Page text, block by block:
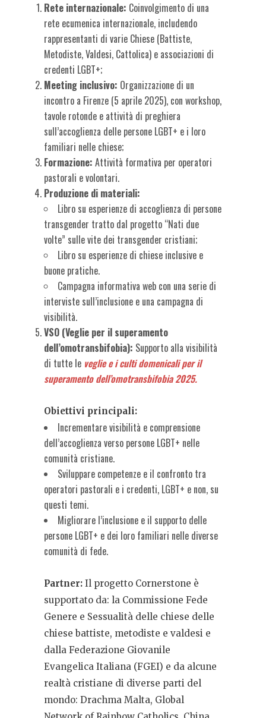
Rete internazionale: Coinvolgimento di una
rete ecumenica internazionale, includendo
rappresentanti di varie Chiese (Battiste,
Metodiste, Valdesi, Cattolica) e associazioni di
credenti LGBT+;
Meeting inclusivo: Organizzazione di un
incontro a Firenze (5 aprile 2025), con workshop,
tavole rotonde e attività di preghiera
sull’accoglienza delle persone LGBT+ e i loro
familiari nelle chiese;
Formazione: Attività formativa per operatori
pastorali e volontari.
Produzione di materiali:
Libro su esperienze di accoglienza di persone
transgender tratto dal progetto “Nati due
volte” sulle vite dei transgender cristiani;
Libro su esperienze di chiese inclusive e
buone pratiche.
Campagna informativa web con una serie di
interviste sull’inclusione e una campagna di
visibilità.
VSO (Veglie per il superamento
dell’omotransbifobia): Supporto alla visibilità
di tutte le veglie e i culti domenicali per il
superamento dell’omotransbifobia 2025.
Obiettivi principali:
Incrementare visibilità e comprensione
dell’accoglienza verso persone LGBT+ nelle
comunità cristiane.
Sviluppare competenze e il confronto tra
operatori pastorali e i credenti, LGBT+ e non, su
questi temi.
Migliorare l’inclusione e il supporto delle
persone LGBT+ e dei loro familiari nelle diverse
comunità di fede.
Partner: Il progetto Cornerstone è
supportato da: la Commissione Fede
Genere e Sessualità delle chiese delle
chiese battiste, metodiste e valdesi e
dalla Federazione Giovanile
Evangelica Italiana (FGEI) e da alcune
realtà cristiane di diverse parti del
mondo: Drachma Malta, Global